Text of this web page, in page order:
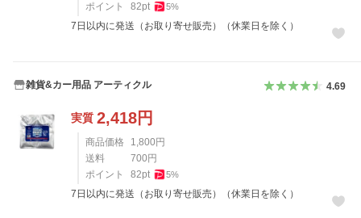
ポイント
82pt 5%
7日以内に発送（お取り寄せ販売）（休業日を除く）
雑貨&カー用品 アーティクル 4.69
実質 2,418円
商品価格 1,800円
送料
700円
ポイント
82pt 5%
7日以内に発送（お取り寄せ販売）（休業日を除く）